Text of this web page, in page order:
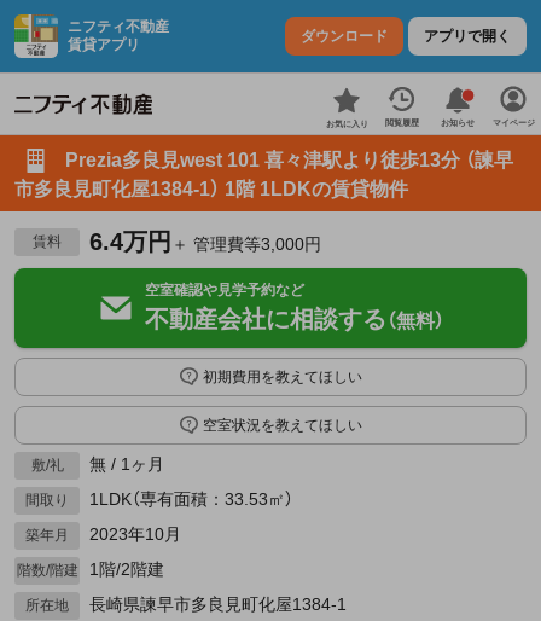
ニフティ不動産
賃貸アプリ
ダウンロード アプリで開く
お気に入り 閲覧履歴 お知らせ マイページ
Prezia多良見west 101 喜々津駅より徒歩13分 （諫早
市多良見町化屋1384-1） 1階 1LDKの賃貸物件
賃料 6.4万円 ＋ 管理費等3,000円
空室確認や見学予約など
不動産会社に相談する （無料）
初期費用を教えてほしい
空室状況を教えてほしい
敷/礼 無 / 1ヶ月
間取り 1LDK（専有面積：33.53㎡）
築年月 2023年10月
階数/階建 1階/2階建
所在地 長崎県諫早市多良見町化屋1384-1